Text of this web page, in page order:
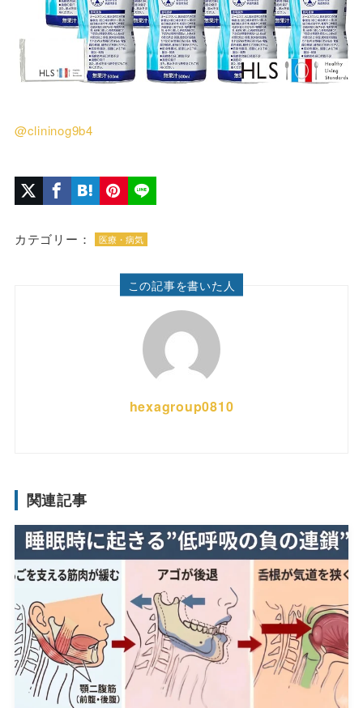
@clininog9b4
カテゴリー： 医療・病気
この記事を書いた人
hexagroup0810
関連記事